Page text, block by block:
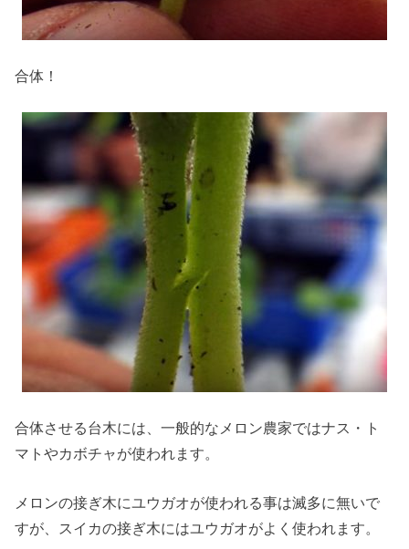
合体！
合体させる台木には、一般的なメロン農家ではナス・ト
マトやカボチャが使われます。
メロンの接ぎ木にユウガオが使われる事は滅多に無いで
すが、スイカの接ぎ木にはユウガオがよく使われます。